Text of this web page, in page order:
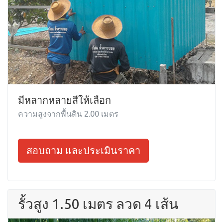
มีหลากหลายสีให้เลือก
ความสูงจากพื้นดิน 2.00 เมตร
สอบถาม และประเมินราคา
รั้วสูง 1.50 เมตร ลวด 4 เส้น